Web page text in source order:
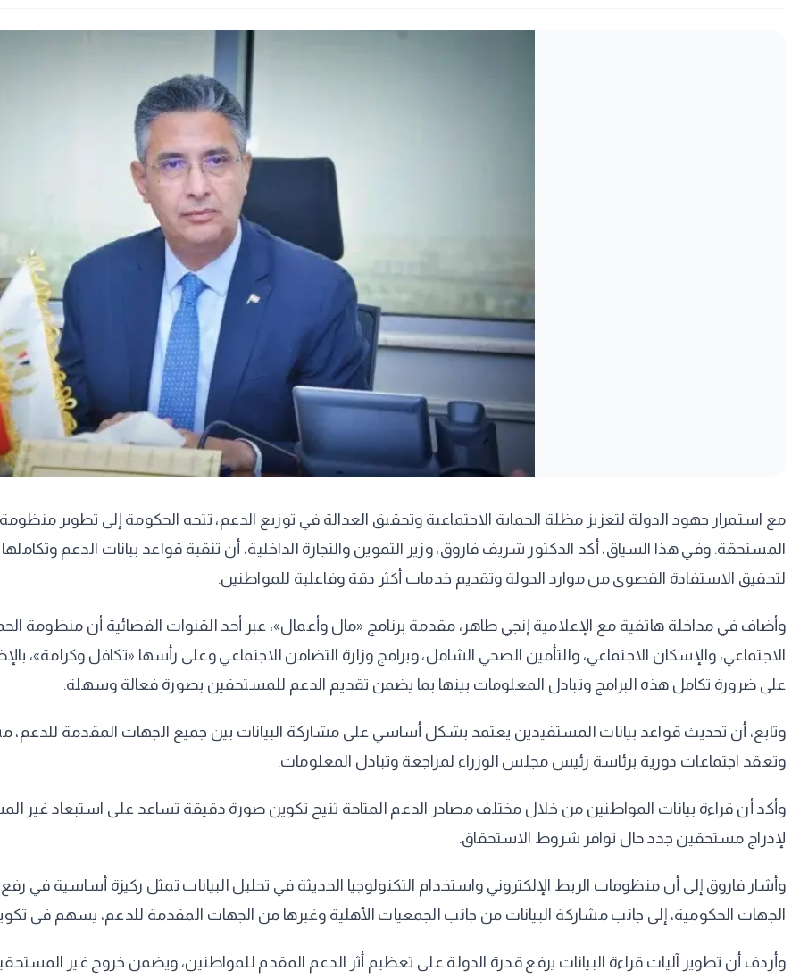
مع استمرار جهود الدولة لتعزيز مظلة الحماية الاجتماعية وتحقيق العدالة في توزيع الدعم، تتجه الحكومة إلى تطوير
المستحقة. وفي هذا السياق، أكد الدكتور شريف فاروق، وزير التموين والتجارة الداخلية، أن تنقية قواعد بيانات الدعم
لتحقيق الاستفادة القصوى من موارد الدولة وتقديم خدمات أكثر دقة وفاعلية للمواطنين.
وأضاف في مداخلة هاتفية مع الإعلامية إنجي طاهر، مقدمة برنامج «مال وأعمال»، عبر أحد القنوات الفضائية أن منظومة
الاجتماعي، والإسكان الاجتماعي، والتأمين الصحي الشامل، وبرامج وزارة التضامن الاجتماعي وعلى رأسها «تكافل وكرامة»،
على ضرورة تكامل هذه البرامج وتبادل المعلومات بينها بما يضمن تقديم الدعم للمستحقين بصورة فعالة وسهلة.
وتابع، أن تحديث قواعد بيانات المستفيدين يعتمد بشكل أساسي على مشاركة البيانات بين جميع الجهات المقدمة
وتعقد اجتماعات دورية برئاسة رئيس مجلس الوزراء لمراجعة وتبادل المعلومات.
وأكد أن قراءة بيانات المواطنين من خلال مختلف مصادر الدعم المتاحة تتيح تكوين صورة دقيقة تساعد على استبعاد
لإدراج مستحقين جدد حال توافر شروط الاستحقاق.
وأشار فاروق إلى أن منظومات الربط الإلكتروني واستخدام التكنولوجيا الحديثة في تحليل البيانات تمثل ركيزة أساسية
الجهات الحكومية، إلى جانب مشاركة البيانات من جانب الجمعيات الأهلية وغيرها من الجهات المقدمة للدعم، يسهم في
وأردف أن تطوير آليات قراءة البيانات يرفع قدرة الدولة على تعظيم أثر الدعم المقدم للمواطنين، ويضمن خروج غير